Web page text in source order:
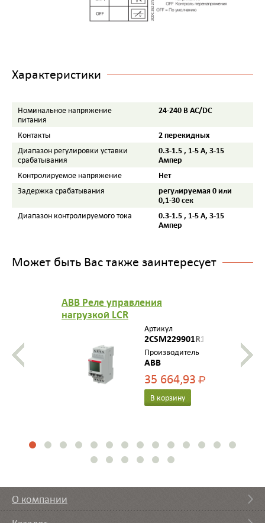
Характеристики
Номинальное напряжение
питания
24-240 В AC/DC
Контакты 2 перекидных
Диапазон регулировки уставки
срабатывания
0.3-1.5 , 1-5 А, 3-15
Ампер
Контролируемое напряжение Нет
Задержка срабатывания
регулируемая 0 или
0,1-30 сек
Диапазон контролируемого тока
0.3-1.5 , 1-5 А, 3-15
Ампер
Может быть Вас также заинтересует
ABB Реле управления
нагрузкой LCR
Артикул
2CSM229901R1311
Производитель
ABB
35 664,93Р
В корзину
О компании